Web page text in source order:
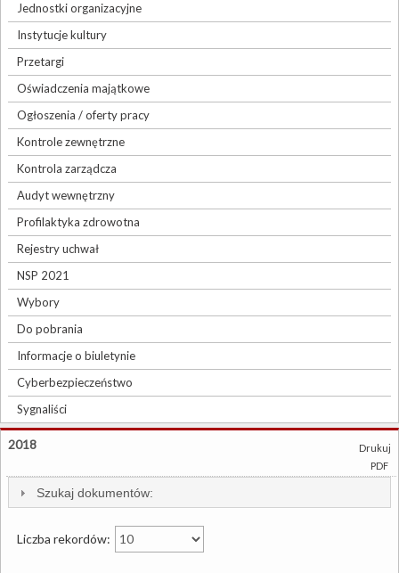
Jednostki organizacyjne
Instytucje kultury
Przetargi
Oświadczenia majątkowe
Ogłoszenia / oferty pracy
Kontrole zewnętrzne
Kontrola zarządcza
Audyt wewnętrzny
Profilaktyka zdrowotna
Rejestry uchwał
NSP 2021
Wybory
Do pobrania
Informacje o biuletynie
Cyberbezpieczeństwo
Sygnaliści
Drukuj
PDF
2018
Szukaj dokumentów:
Liczba rekordów: